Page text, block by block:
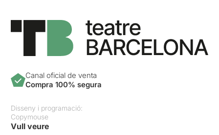
Canal oficial de venta
Compra 100% segura
Disseny i programació:
Copymouse
Vull veure